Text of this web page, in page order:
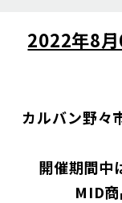
2022年8
カルバン野々
開催期間中
MID